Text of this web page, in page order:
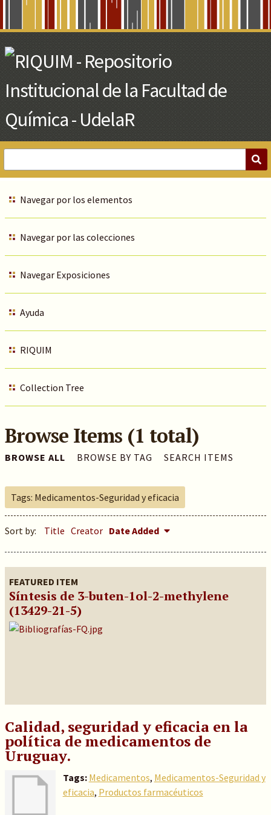
Main
Content
Navegar por los elementos
Navegar por las colecciones
Navegar Exposiciones
Ayuda
RIQUIM
Collection Tree
Browse Items (1 total)
BROWSE ALL BROWSE BY TAG SEARCH ITEMS
Tags: Medicamentos-Seguridad y eficacia
Sort by: Title Creator Date Added
FEATURED ITEM
Síntesis de 3-buten-1ol-2-methylene
(13429-21-5)
Calidad, seguridad y eficacia en la
política de medicamentos de
Uruguay.
Tags: Medicamentos, Medicamentos-Seguridad y
eficacia, Productos farmacéuticos